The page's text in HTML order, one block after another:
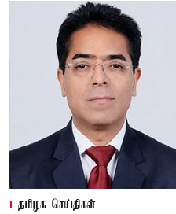
தமிழக செய்திகள்